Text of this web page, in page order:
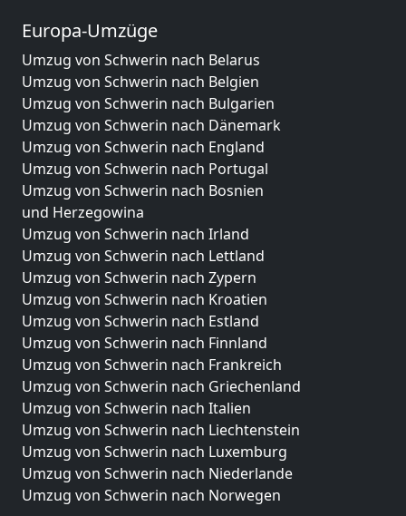
Europa-Umzüge
Umzug von Schwerin nach Belarus
Umzug von Schwerin nach Belgien
Umzug von Schwerin nach Bulgarien
Umzug von Schwerin nach Dänemark
Umzug von Schwerin nach England
Umzug von Schwerin nach Portugal
Umzug von Schwerin nach Bosnien
und Herzegowina
Umzug von Schwerin nach Irland
Umzug von Schwerin nach Lettland
Umzug von Schwerin nach Zypern
Umzug von Schwerin nach Kroatien
Umzug von Schwerin nach Estland
Umzug von Schwerin nach Finnland
Umzug von Schwerin nach Frankreich
Umzug von Schwerin nach Griechenland
Umzug von Schwerin nach Italien
Umzug von Schwerin nach Liechtenstein
Umzug von Schwerin nach Luxemburg
Umzug von Schwerin nach Niederlande
Umzug von Schwerin nach Norwegen